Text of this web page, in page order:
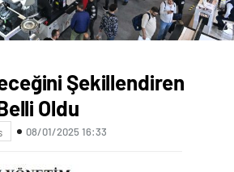
Şekillendiren
Oldu
08/01/2025 16:33